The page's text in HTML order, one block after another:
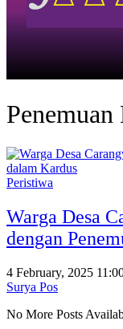
Peristiwa
Warga Desa
dengan
4 February, 2025
Surya Pos
No More Posts